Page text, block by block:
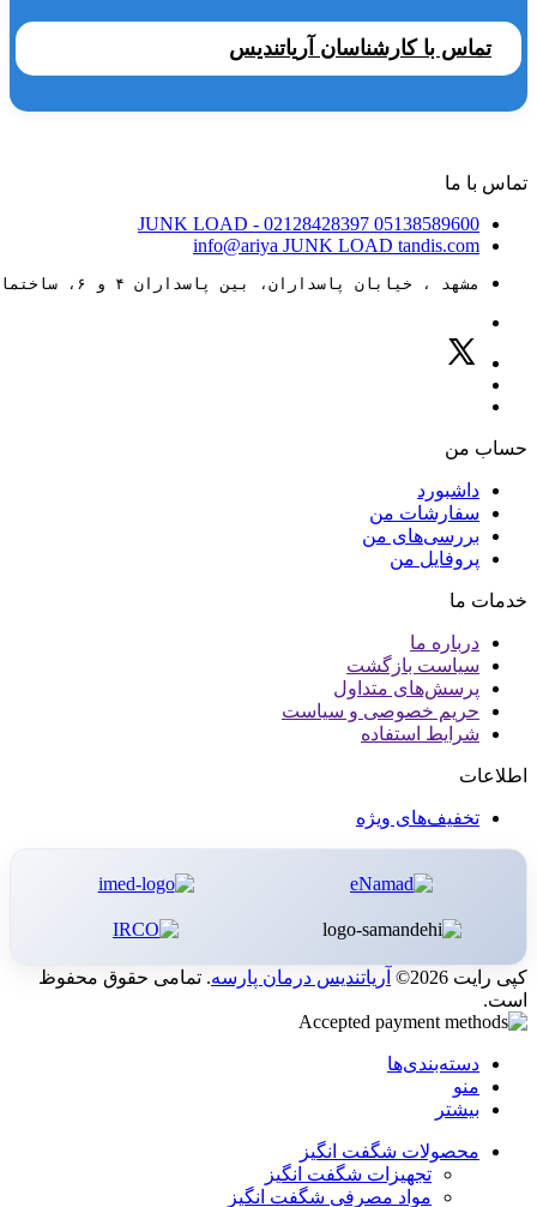
تماس با کارشناسان آریاتندیس
تماس با ما
05138589600
JUNK LOAD - 02128428397
info@ariya JUNK LOAD tandis.com
مشهد ، خیابان پاسداران، بین پاسداران ۴ و ۶، ساختمان ۸۸
حساب من
داشبورد
سفارشات من
بررسی‌های من
پروفایل من
خدمات ما
درباره ما
سیاست بازگشت
پرسش‌های متداول
حریم خصوصی و سیاست
شرایط استفاده
اطلاعات
تخفیف‌های ویژه
کپی رایت 2026© آریاتندیس درمان پارسه. تمامی حقوق محفوظ
است.
دسته‌بندی‌ها
منو
بیشتر
محصولات شگفت انگیز
تجهیزات شگفت انگیز
مواد مصرفی شگفت انگیز